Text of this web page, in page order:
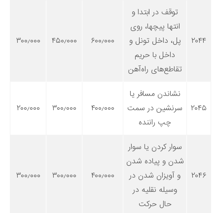
۲۰۴۴
توقف در ابتدا و
انتها پیچها، روی
پل، داخل تونل و
داخل با حریم
تقاطع‌های راه‌آهن
۶۰۰٫۰۰۰ ۴۵۰٫۰۰۰ ۳۰۰٫۰۰۰
۲۰۴۵
نشاندن مسافر یا
سرنشین در سمت
چپ راننده
۴۰۰٫۰۰۰ ۳۰۰٫۰۰۰ ۲۰۰٫۰۰۰
۲۰۴۶
سوار کردن یا سوار
شدن و پیاده شدن
و آویزان شدن در
وسیله نقلیه در
حال حرکت
۴۰۰٫۰۰۰ ۳۰۰٫۰۰۰ ۳۰۰٫۰۰۰